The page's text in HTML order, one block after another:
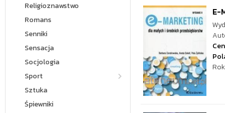
Religioznawstwo
Romans
Senniki
Sensacja
Socjologia
Sport
Sztuka
Śpiewniki
E-